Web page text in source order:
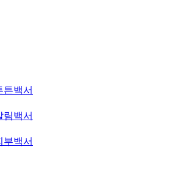
튼백서
림백서
부백서